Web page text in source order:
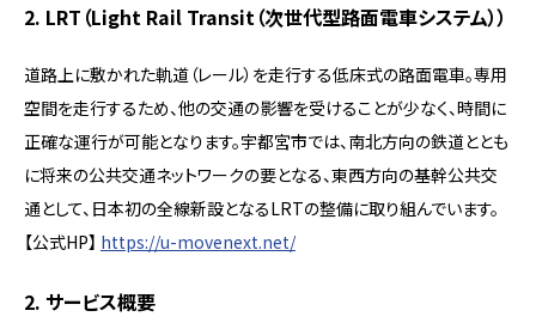
2. LRT（Light Rail Transit（次世代型路面電車システム））
道路上に敷かれた軌道（レール）を走行する低床式の路面電車。専用
空間を走行するため、他の交通の影響を受けることが少なく、時間に
正確な運行が可能となります。宇都宮市では、南北方向の鉄道ととも
に将来の公共交通ネットワークの要となる、東西方向の基幹公共交
通として、日本初の全線新設となるLRTの整備に取り組んでいます。
【公式HP】 https://u-movenext.net/
2. サービス概要